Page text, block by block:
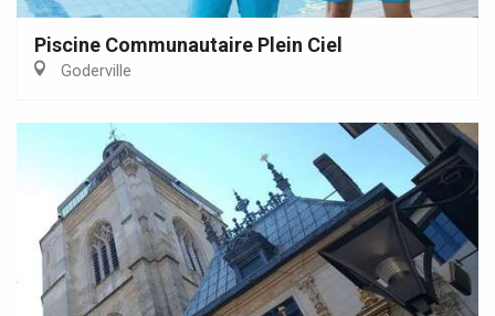
Piscine Communautaire Plein Ciel
Goderville